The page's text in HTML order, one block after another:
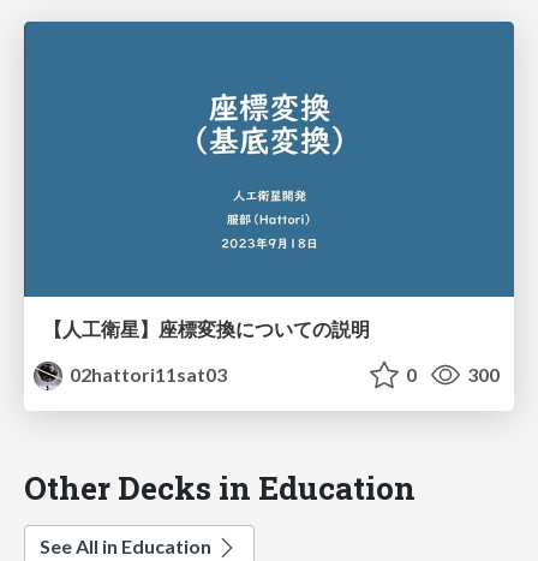
【人工衛星】座標変換についての説明
02hattori11sat03
0 300
Other Decks in Education
See All in Education